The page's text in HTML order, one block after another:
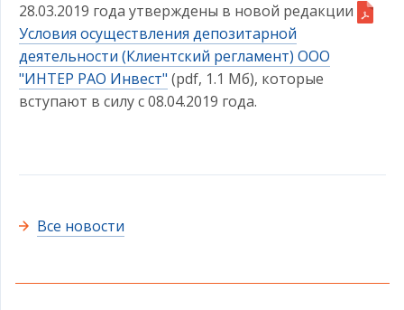
28.03.2019 года утверждены в новой редакции
Условия осуществления депозитарной
деятельности (Клиентский регламент) ООО
"ИНТЕР РАО Инвест" (pdf, 1.1 Мб), которые
вступают в силу с 08.04.2019 года.
Все новости